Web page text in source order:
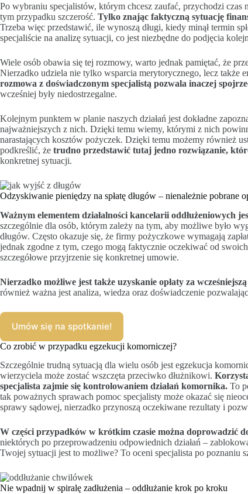
Po wybraniu specjalistów, którym chcesz zaufać, przychodzi
tym przypadku szczerość. Tylko znając faktyczną sytuację
Trzeba więc przedstawić, ile wynoszą długi, kiedy minął termin
specjaliście na analizę sytuacji, co jest niezbędne do podjęcia
Wiele osób obawia się tej rozmowy, warto jednak pamiętać, że
Nierzadko udziela nie tylko wsparcia merytorycznego, lecz także
rozmowa z doświadczonym specjalistą pozwala inaczej
wcześniej były niedostrzegalne.
Kolejnym punktem w planie naszych działań jest dokładne
najważniejszych z nich. Dzięki temu wiemy, którymi z nich
narastających kosztów pożyczek. Dzięki temu możemy również
podkreślić, że trudno przedstawić tutaj jedno rozwiązanie,
konkretnej sytuacji.
Odzyskiwanie pieniędzy na spłatę długów – nienależnie pobrane
Ważnym elementem działalności kancelarii oddłużeniowych
szczególnie dla osób, którym zależy na tym, aby możliwe było
długów. Często okazuje się, że firmy pożyczkowe wymagają
jednak zgodne z tym, czego mogą faktycznie oczekiwać od
szczegółowe przyjrzenie się konkretnej umowie.
Nierzadko możliwe jest także uzyskanie opłaty za wcześniejszą
również ważna jest analiza, wiedza oraz doświadczenie
Umów się na spotkanie!
Co zrobić w przypadku egzekucji komorniczej?
Szczególnie trudną sytuacją dla wielu osób jest egzekucja
wierzyciela może zostać wszczęta przeciwko dłużnikowi.
specjalista zajmie się kontrolowaniem działań komornika. To
tak poważnych sprawach pomoc specjalisty może okazać się
sprawy sądowej, nierzadko przynoszą oczekiwane rezultaty i
W części przypadków w krótkim czasie można doprowadzić
niektórych po przeprowadzeniu odpowiednich działań –
Twojej sytuacji jest to możliwe? To oceni specjalista po poznaniu
Nie wpadnij w spiralę zadłużenia – oddłużanie krok po kroku